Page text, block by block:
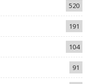
520
191
104
91